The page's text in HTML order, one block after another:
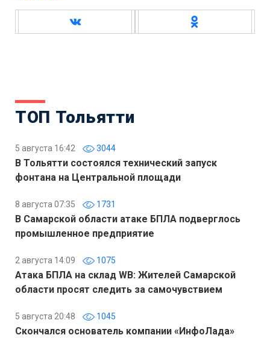
ТОП Тольятти
5 августа 16:42 3044
В Тольятти состоялся технический запуск
фонтана на Центральной площади
8 августа 07:35 1731
В Самарской области атаке БПЛА подверглось
промышленное предприятие
2 августа 14:09 1075
Атака БПЛА на склад WB: Жителей Самарской
области просят следить за самочувствием
5 августа 20:48 1045
Скончался основатель компании «ИнфоЛада»